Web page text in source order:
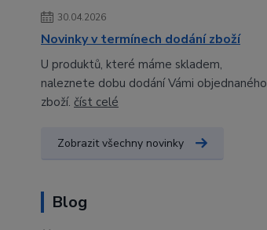
30.04.2026
Novinky v termínech dodání zboží
U produktů, které máme skladem,
naleznete dobu dodání Vámi objednaného
zboží. číst celé
Zobrazit všechny novinky
Blog